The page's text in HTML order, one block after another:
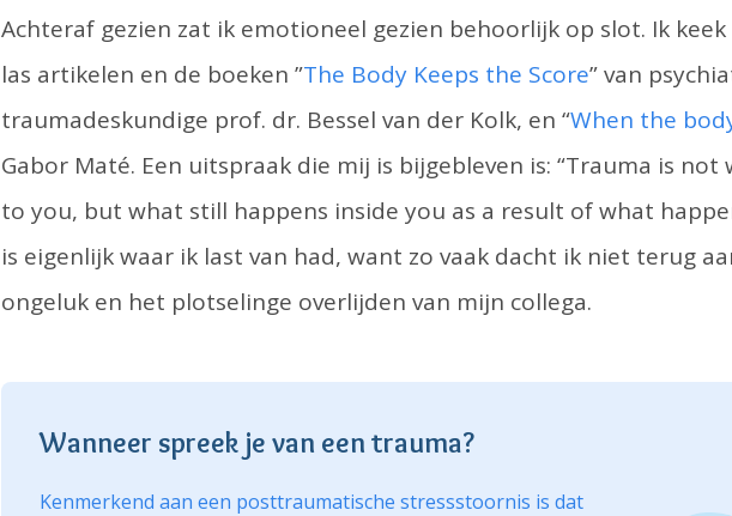
Achteraf gezien zat ik emotioneel gezien behoorlijk op slot. Ik
las artikelen en de boeken ”The Body Keeps the Score” van
traumadeskundige prof. dr. Bessel van der Kolk, en “When the
Gabor Maté. Een uitspraak die mij is bijgebleven is: “Trauma is not
to you, but what still happens inside you as a result of what
is eigenlijk waar ik last van had, want zo vaak dacht ik niet terug
ongeluk en het plotselinge overlijden van mijn collega.
Wanneer spreek je van een trauma?
Kenmerkend aan een posttraumatische stressstoornis is dat